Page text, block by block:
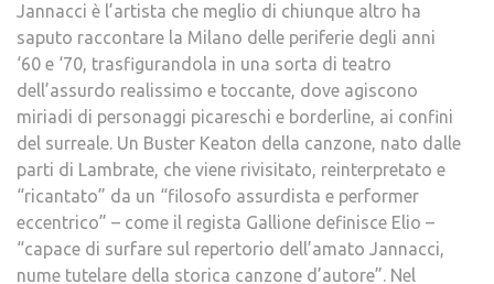
Jannacci è l’artista che meglio di chiunque altro ha
saputo raccontare la Milano delle periferie degli anni
‘60 e ‘70, trasfigurandola in una sorta di teatro
dell’assurdo realissimo e toccante, dove agiscono
miriadi di personaggi picareschi e borderline, ai confini
del surreale. Un Buster Keaton della canzone, nato dalle
parti di Lambrate, che viene rivisitato, reinterpretato e
“ricantato” da un “filosofo assurdista e performer
eccentrico” – come il regista Gallione definisce Elio –
“capace di surfare sul repertorio dell’amato Jannacci,
nume tutelare della storica canzone d’autore”. Nel